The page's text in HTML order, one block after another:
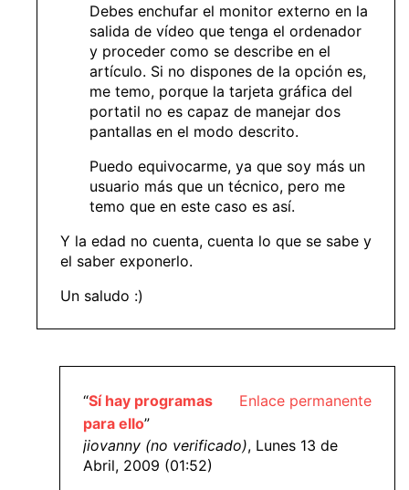
Debes enchufar el monitor externo en la
salida de vídeo que tenga el ordenador
y proceder como se describe en el
artículo. Si no dispones de la opción es,
me temo, porque la tarjeta gráfica del
portatil no es capaz de manejar dos
pantallas en el modo descrito.
Puedo equivocarme, ya que soy más un
usuario más que un técnico, pero me
temo que en este caso es así.
Y la edad no cuenta, cuenta lo que se sabe y
el saber exponerlo.
Un saludo :)
Enlace permanente
“Sí hay programas
para ello”
jiovanny (no verificado), Lunes 13 de
Abril, 2009 (01:52)